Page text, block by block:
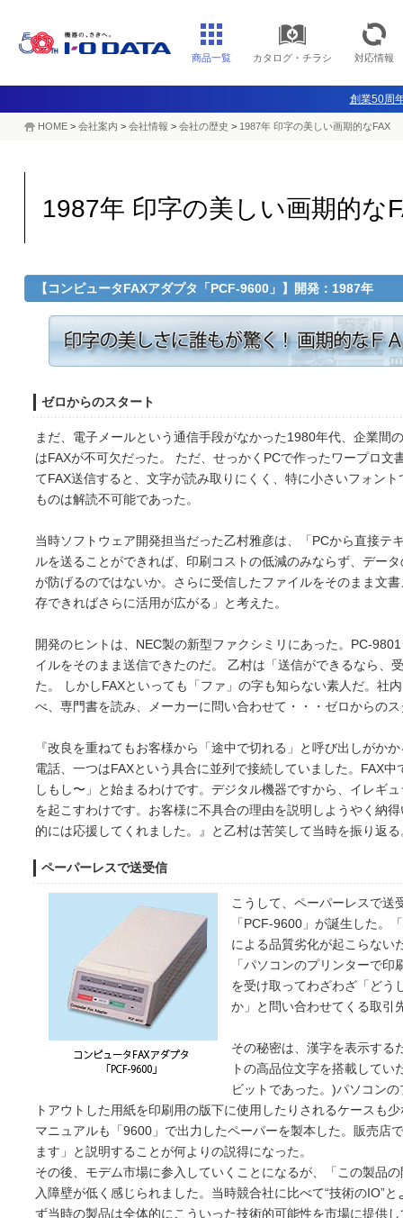
商品一覧 カタログ・チラシ 対応情報
創業50周
HOME > 会社案内 > 会社情報 > 会社の歴史 > 1987年 印字の美しい画期的なFAX
1987年 印字の美しい画期的な
【コンピュータFAXアダプタ「PCF-9600」】開発：1987年
ゼロからのスタート
まだ、電子メールという通信手段がなかった1980年代、企業間
はFAXが不可欠だった。 ただ、せっかくPCで作ったワープロ文
てFAX送信すると、文字が読み取りにくく、特に小さいフォント
ものは解読不可能であった。
当時ソフトウェア開発担当だった乙村雅彦は、「PCから直接テ
ルを送ることができれば、印刷コストの低減のみならず、デー
が防げるのではないか。さらに受信したファイルをそのまま文
存できればさらに活用が広がる」と考えた。
開発のヒントは、NEC製の新型ファクシミリにあった。PC-
イルをそのまま送信できたのだ。 乙村は「送信ができるなら、
た。 しかしFAXといっても「ファ」の字も知らない素人だ。社
べ、専門書を読み、メーカーに問い合わせて・・・ゼロからの
『改良を重ねてもお客様から「途中で切れる」と呼び出しがか
電話、一つはFAXという具合に並列で接続していました。FAX
しもし〜」と始まるわけです。デジタル機器ですから、イレギ
を起こすわけです。お客様に不具合の理由を説明しようやく納
的には応援してくれました。』と乙村は苦笑して当時を振り返る
ペーパーレスで送受信
こうして、ペーパーレスで送
「PCF-9600」が誕生した。
による品質劣化が起こらない
「パソコンのプリンターで
を受け取ってわざわざ「どう
か」と問い合わせてくる取引
その秘密は、漢字を表示する
トの高品位文字を搭載して
ビットであった。)パソコン
トアウトした用紙を印刷用の版下に使用したりされるケースも
マニュアルも「9600」で出力したペーパーを製本した。販売店
ます」と説明することが何よりの説得になった。
その後、モデム市場に参入していくことになるが、「この製品
入障壁が低く感じられました。当時競合社に比べて“技術のIO”
ず当時の製品は全体的にこういった技術的可能性を市場に提供